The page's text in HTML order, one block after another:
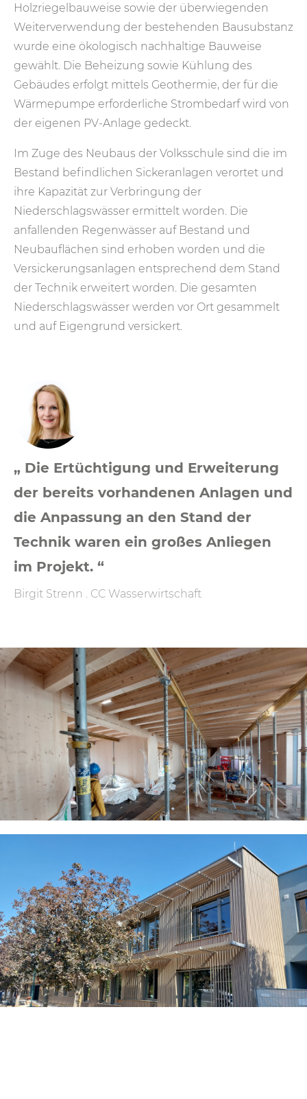
Holzriegelbauweise sowie der überwiegenden
Weiterverwendung der bestehenden Bausubstanz
wurde eine ökologisch nachhaltige Bauweise
gewählt. Die Beheizung sowie Kühlung des
Gebäudes erfolgt mittels Geothermie, der für die
Wärmepumpe erforderliche Strombedarf wird von
der eigenen PV-Anlage gedeckt.
Im Zuge des Neubaus der Volksschule sind die im
Bestand befindlichen Sickeranlagen verortet und
ihre Kapazität zur Verbringung der
Niederschlagswässer ermittelt worden. Die
anfallenden Regenwässer auf Bestand und
Neubauflächen sind erhoben worden und die
Versickerungsanlagen entsprechend dem Stand
der Technik erweitert worden. Die gesamten
Niederschlagswässer werden vor Ort gesammelt
und auf Eigengrund versickert.
„ Die Ertüchtigung und Erweiterung
der bereits vorhandenen Anlagen und
die Anpassung an den Stand der
Technik waren ein großes Anliegen
im Projekt. “
Birgit Strenn . CC Wasserwirtschaft